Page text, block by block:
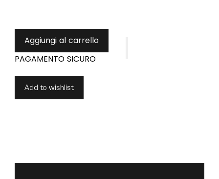
Aggiungi al carrello
Add to wishlist